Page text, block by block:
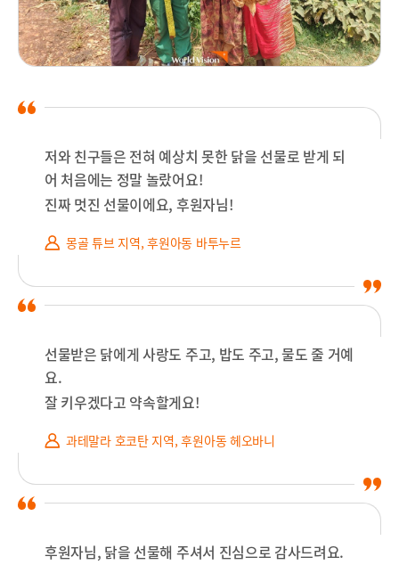
저와 친구들은 전혀 예상치 못한 닭을 선물로 받게 되
어 처음에는 정말 놀랐어요!
진짜 멋진 선물이에요, 후원자님!
몽골 튜브 지역, 후원아동 바투누르
선물받은 닭에게 사랑도 주고, 밥도 주고, 물도 줄 거예
요.
잘 키우겠다고 약속할게요!
과테말라 호코탄 지역, 후원아동 헤오바니
후원자님, 닭을 선물해 주셔서 진심으로 감사드려요.